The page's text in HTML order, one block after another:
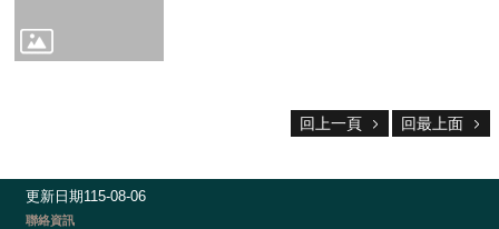
認
識
單
位
回上一頁 回最上面
更新日期115-08-06
聯絡資訊